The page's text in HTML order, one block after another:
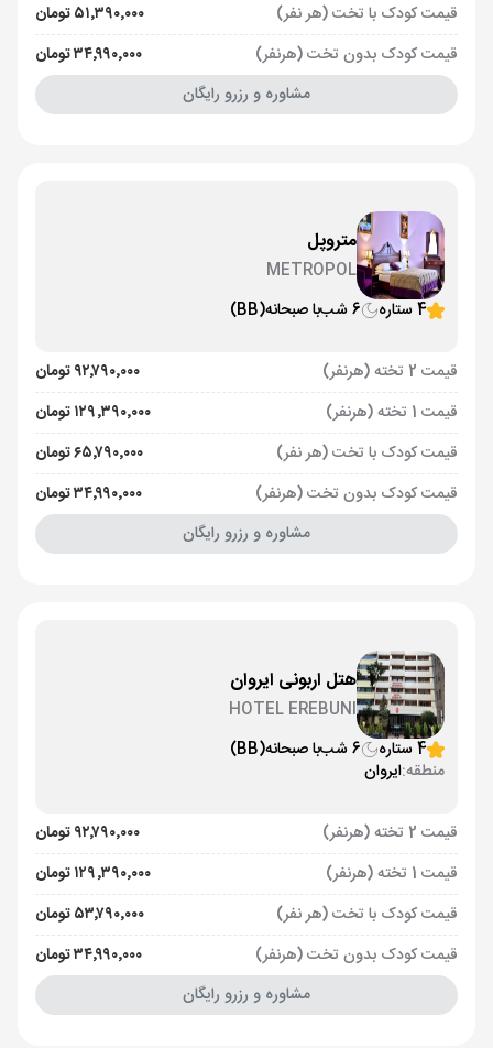
قیمت کودک با تخت (هر نفر)
۵۱٬۳۹۰٬۰۰۰ تومان
قیمت کودک بدون تخت (هرنفر)
۳۴٬۹۹۰٬۰۰۰ تومان
مشاوره و رزرو رایگان
متروپل
METROPOL
4 ستاره
6 شب با صبحانه(BB)
قیمت 2 تخته (هرنفر)
۹۲٬۷۹۰٬۰۰۰ تومان
قیمت 1 تخته (هرنفر)
۱۲۹٬۳۹۰٬۰۰۰ تومان
قیمت کودک با تخت (هر نفر)
۶۵٬۷۹۰٬۰۰۰ تومان
قیمت کودک بدون تخت (هرنفر)
۳۴٬۹۹۰٬۰۰۰ تومان
مشاوره و رزرو رایگان
هتل اربونی ایروان
HOTEL EREBUNI
4 ستاره
6 شب با صبحانه(BB)
منطقه:ایروان
قیمت 2 تخته (هرنفر)
۹۲٬۷۹۰٬۰۰۰ تومان
قیمت 1 تخته (هرنفر)
۱۲۹٬۳۹۰٬۰۰۰ تومان
قیمت کودک با تخت (هر نفر)
۵۳٬۷۹۰٬۰۰۰ تومان
قیمت کودک بدون تخت (هرنفر)
۳۴٬۹۹۰٬۰۰۰ تومان
مشاوره و رزرو رایگان